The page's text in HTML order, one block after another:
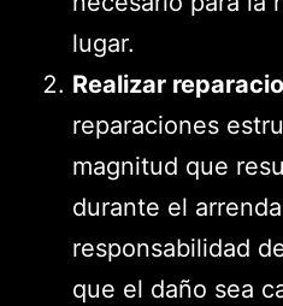
lugar.
Realizar
reparaciones
magnitud que
durante el
responsabilidad
que el daño sea